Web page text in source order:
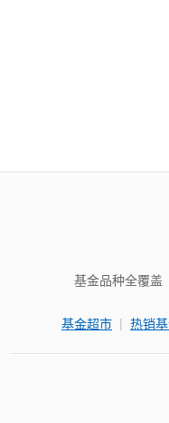
基金品种全覆盖
基金超市 | 热销